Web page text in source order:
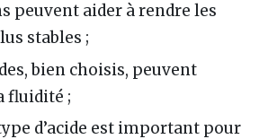
peuvent aider à rendre les
stables ;
bien choisis, peuvent
fluidité ;
d’acide est important pour